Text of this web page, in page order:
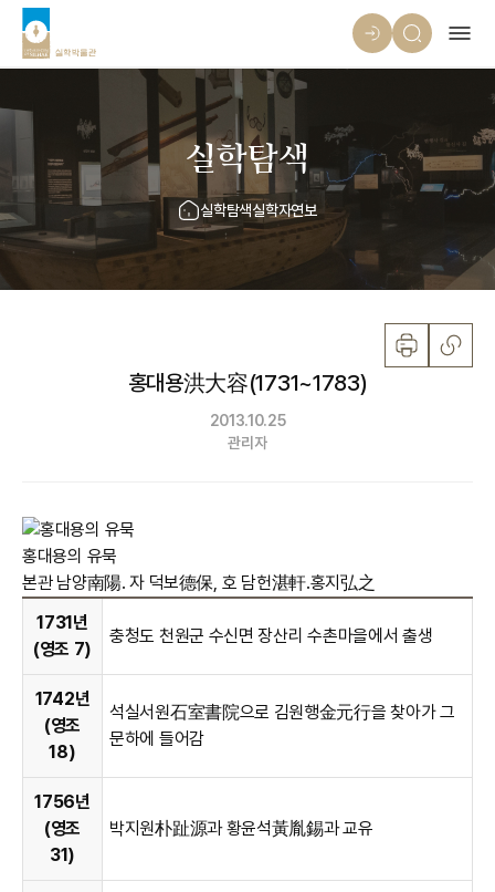
실학탐색
실학탐색실학자연보
홍대용洪大容(1731~1783)
2013.10.25
관리자
홍대용의 유묵
본관 남양南陽. 자 덕보德保, 호 담헌湛軒․홍지弘之
1731년
(영조 7)
충청도 천원군 수신면 장산리 수촌마을에서 출생
1742년
(영조
18)
석실서원石室書院으로 김원행金元行을 찾아가 그
문하에 들어감
1756년
(영조
31)
박지원朴趾源과 황윤석黃胤錫과 교유